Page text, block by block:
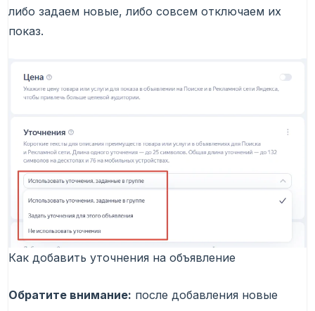
либо задаем новые, либо совсем отключаем их
показ.
Как добавить уточнения на объявление
Обратите внимание: после добавления новые